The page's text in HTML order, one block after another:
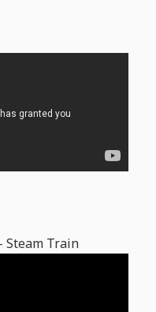
Steam Train